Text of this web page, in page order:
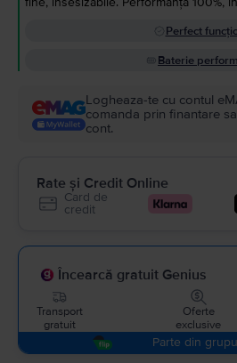
Perfect
Baterie
Logheaza-te cu contul
comanda prin finantare
cont.
Rate și Credit Online
Card de
credit
Încearcă gratuit Genius
Transport
gratuit
Oferte
exclusive
Parte din